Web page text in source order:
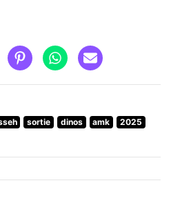
sortie dinos amk
2025